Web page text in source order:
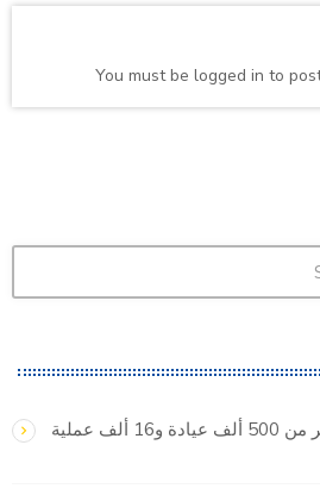
You must be logged in to
مستشفى سهلول: تأمين أكثر من 500 ألف عيادة و16 ألف عملية